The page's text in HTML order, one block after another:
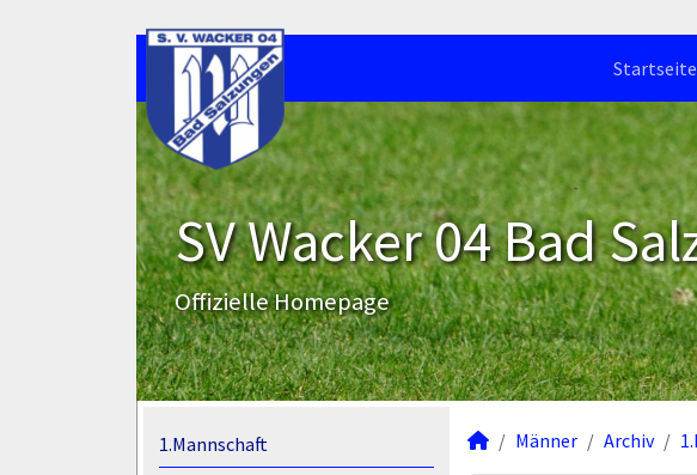
Startseite
SV Wacker 04 Bad
Offizielle Homepage
1.Mannschaft
Männer Archiv